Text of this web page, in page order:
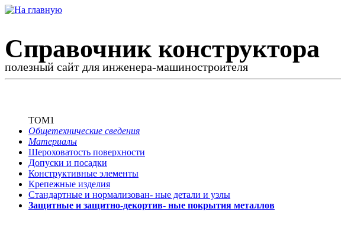
Справочник конструктора
полезный сайт для инженера-машиностроителя
ТОМ1
Общетехнические сведения
Материалы
Шероховатость поверхности
Допуски и посадки
Конструктивные элементы
Крепежные изделия
Стандартные и нормализован- ные детали и узлы
Защитные и защитно-декортив- ные покрытия металлов